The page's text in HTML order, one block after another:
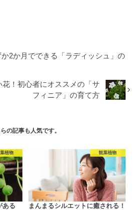
2か月でできる「ラディッシュ」の
！初心者にオススメの「サ
フィニア」の育て方
の記事も人気です。
植物
ある
観葉植物
まんまるシルエットに癒される！